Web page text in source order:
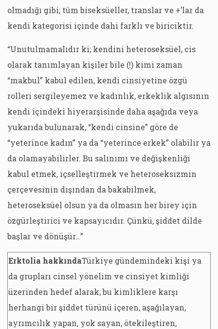
olmadığı gibi; tüm biseksüeller, translar ve +’lar da
kendi kategorisi içinde dahi farklı ve biriciktir.
“Unutulmamalıdır ki; kendini heteroseksüel, cis
olarak tanımlayan kişiler bile (!) kimi zaman
“makbul” kabul edilen, kendi cinsiyetine özgü
rolleri sergileyemez ve kadınlık, erkeklik algısının
kendi içindeki hiyerarşisinde daha aşağıda veya
yukarıda bulunarak, “kendi cinsine” göre de
“yeterince kadın” ya da “yeterince erkek” olabilir ya
da olamayabilirler. Bu salınımı ve değişkenliği
kabul etmek, içselleştirmek ve heteroseksizmin
çerçevesinin dışından da bakabilmek,
heteroseksüel olsun ya da olmasın her birey için
özgürleştirici ve kapsayıcıdır. Çünkü, şiddet dilde
başlar ve dönüşür…”
Erktolia hakkındaTürkiye gündemindeki kişi ya
da grupları cinsel yönelim ve cinsiyet kimliği
üzerinden hedef alarak; bu kimliklere karşı
herhangi bir şiddet türünü içeren, aşağılayan,
ayrımcılık yapan, yok sayan, ötekileştiren,